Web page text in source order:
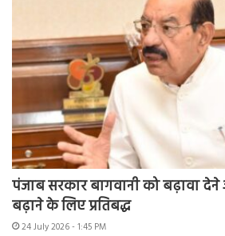
पंजाब सरकार बागवानी को बढ़ावा
बढ़ाने के लिए प्रतिबद्ध
24 July 2026 - 1:45 PM